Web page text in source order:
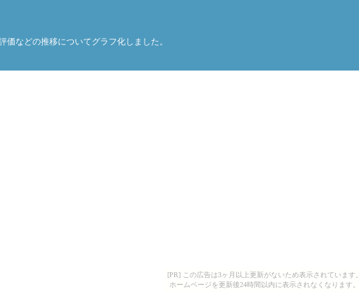
[PR] この広告は3ヶ月以上更新がないため表示されています。
ホームページを更新後24時間以内に表示されなくなります。
などの推移についてグラフ化しました。